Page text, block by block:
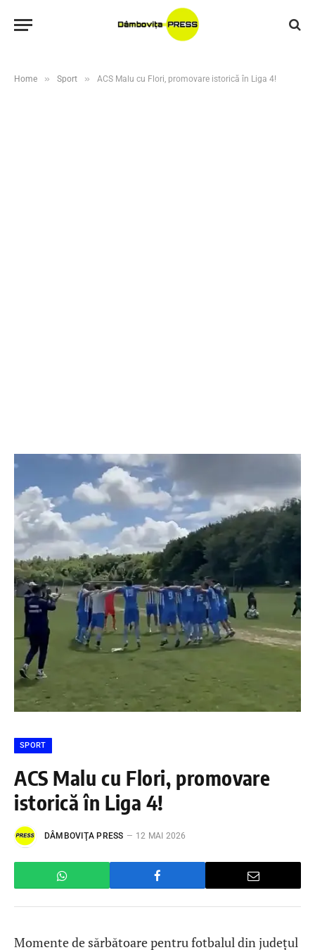
Home » Sport » ACS Malu cu Flori, promovare istorică în Liga 4!
SPORT
ACS Malu cu Flori, promovare
istorică în Liga 4!
DÂMBOVIŢA PRESS 12 MAI 2026
Momente de sărbătoare pentru fotbalul din județul